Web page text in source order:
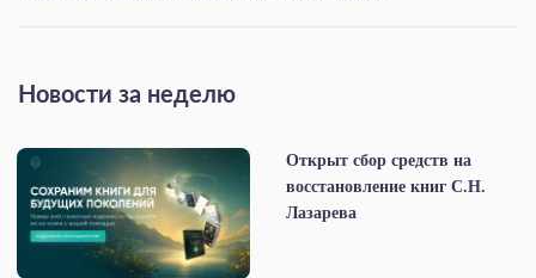
Новости за неделю
Открыт сбор средств на
восстановление книг С.Н.
Лазарева